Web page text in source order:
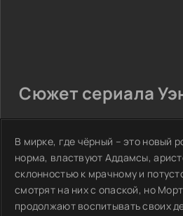
Сюжет сериала
В мирке, где чёрный – это новый
норма, властвуют Аддамсы,
склонностью к мрачному и
смотрят на них с опаской, но
продолжают воспитывать своих